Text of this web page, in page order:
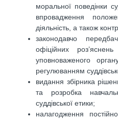
моральної поведінки
впровадження
діяльність, а також
законодавчо
офіційних
уповноваженого
регулюванням
видання збірника
та розробка
суддівської етики;
налагодження